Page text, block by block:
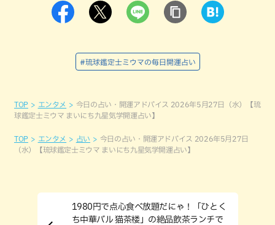
#琉球鑑定士ミウマの毎日開運占い
TOP エンタメ
今日の占い・開運アドバイス 2026年5月27日（水）【琉
球鑑定士ミウマ まいにち九星気学開運占い】
TOP エンタメ 占い
今日の占い・開運アドバイス 2026年5月27日
（水）【琉球鑑定士ミウマ まいにち九星気学開運占い】
1980円で点心食べ放題だにゃ！「ひとく
ち中華バル 猫茶楼」の絶品飲茶ランチで